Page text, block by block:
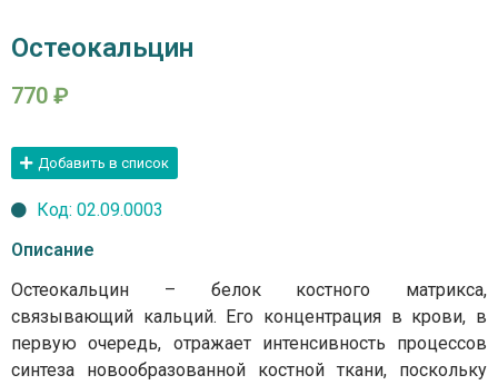
Остеокальцин
770 ₽
Добавить в список
Код: 02.09.0003
Описание
Остеокальцин – белок костного матрикса,
связывающий кальций. Его концентрация в крови, в
первую очередь, отражает интенсивность процессов
синтеза новообразованной костной ткани, поскольку